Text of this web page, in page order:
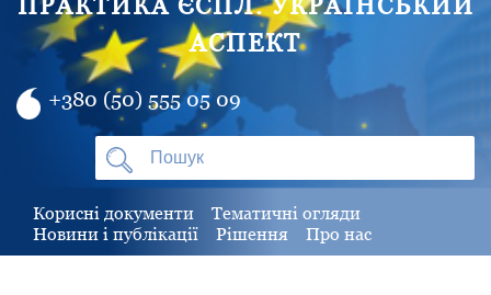
ПРАКТИКА ЄСПЛ. УКРАЇНСЬКИЙ
АСПЕКТ
+380 (50) 555 05 09
Корисні документи
Тематичні огляди
Новини і публікації
Рішення Про нас